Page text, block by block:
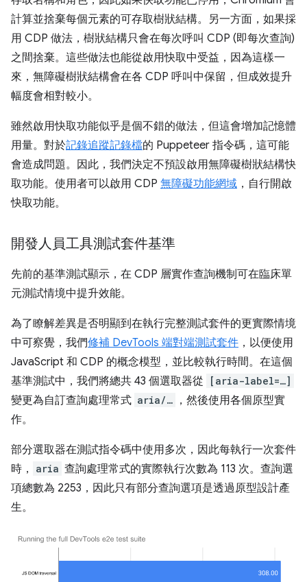
計算並捨棄每個元素的可存取樹狀結構。另一方面，如果採
用 CDP 做法，樹狀結構只會在每次呼叫 CDP (即每次查詢)
之間捨棄。這些做法也能從啟用快取中受益，因為這樣一
來，無障礙樹狀結構會在各 CDP 呼叫中保留，但成效提升
幅度會相對較小。
雖然啟用快取功能似乎是個不錯的做法，但這會增加記憶體
用量。對於記錄追蹤記錄檔的 Puppeteer 指令碼，這可能
會造成問題。因此，我們決定不預設啟用無障礙樹狀結構快
取功能。使用者可以啟用 CDP 無障礙功能網域 ，自行開啟
快取功能。
開發人員工具測試套件基準
先前的基準測試顯示，在 CDP 層實作查詢機制可在臨床單
元測試情境中提升效能。
為了瞭解差異是否明顯到在執行完整測試套件的更實際情境
中可察覺，我們修補 DevTools 端對端測試套件 ，以便使用
JavaScript 和 CDP 的概念模型，並比較執行時間。在這個
基準測試中，我們將總共 43 個選取器從
[aria-label=…]
變更為自訂查詢處理常式 aria/… ，然後使用各個原型實
作。
部分選取器在測試指令碼中使用多次，因此每執行一次套件
時，
aria 查詢處理常式的實際執行次數為 113 次。查詢選
項總數為 2253，因此只有部分查詢選項是透過原型設計產
生。